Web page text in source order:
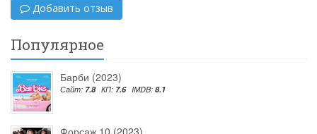
Добавить отзыв
Популярное
Барби (2023)
Сайт: 7.8 КП: 7.6 IMDB: 8.1
Форсаж 10 (2023)